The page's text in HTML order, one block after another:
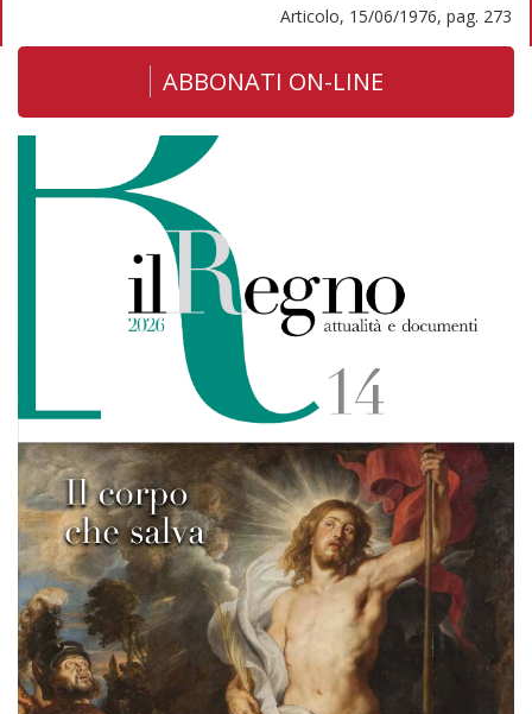
Articolo, 15/06/1976, pag. 273
ABBONATI ON-LINE